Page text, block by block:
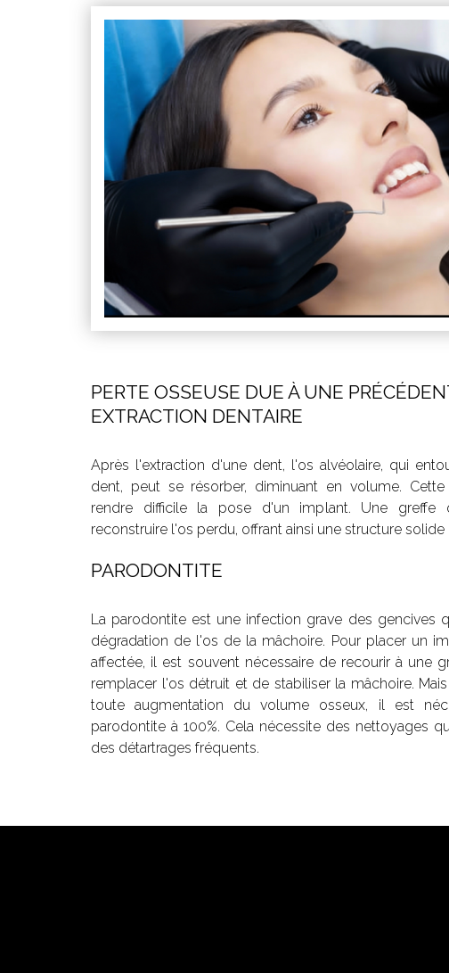
PERTE OSSEUSE DUE À UNE
EXTRACTION DENTAIRE
Après l'extraction d'une dent, l'os alvéolaire, qui
dent, peut se résorber, diminuant en volume.
rendre difficile la pose d'un implant. Une greffe
reconstruire l'os perdu, offrant ainsi une structure
PARODONTITE
La parodontite est une infection grave des gencives
dégradation de l'os de la mâchoire. Pour placer un
affectée, il est souvent nécessaire de recourir à une
remplacer l'os détruit et de stabiliser la mâchoire. Mais
toute augmentation du volume osseux, il est
parodontite à 100%. Cela nécessite des nettoyages
des détartrages fréquents.